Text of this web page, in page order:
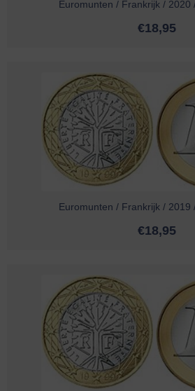
Euromunten / Frankrijk / 2020
€18,95
Euromunten / Frankrijk / 2019
€18,95